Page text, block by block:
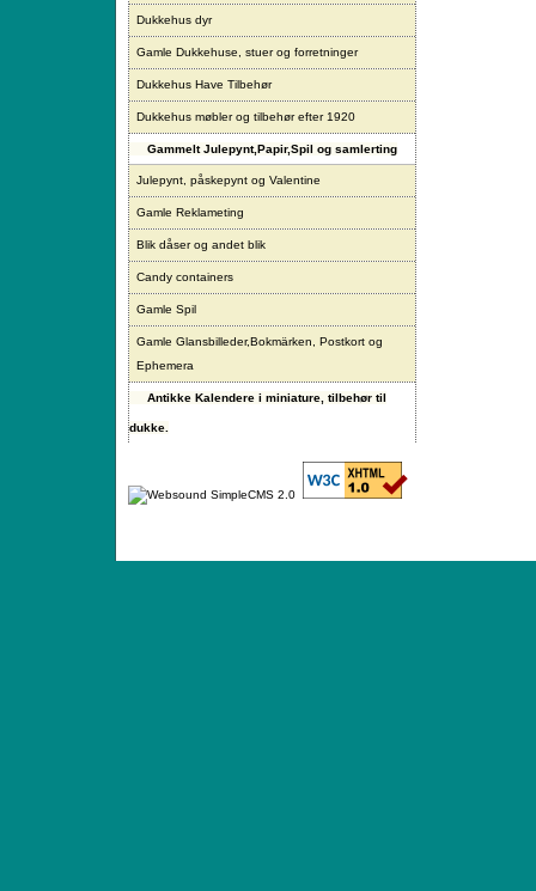
Dukkehus dyr
Gamle Dukkehuse, stuer og forretninger
Dukkehus Have Tilbehør
Dukkehus møbler og tilbehør efter 1920
Gammelt Julepynt,Papir,Spil og samlerting
Julepynt, påskepynt og Valentine
Gamle Reklameting
Blik dåser og andet blik
Candy containers
Gamle Spil
Gamle Glansbilleder,Bokmärken, Postkort og
Ephemera
Antikke Kalendere i miniature, tilbehør til
dukke.